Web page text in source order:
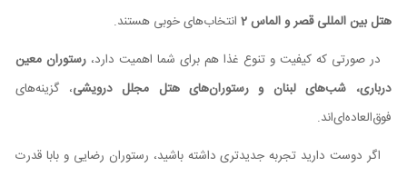
هتل بین المللی قصر و الماس 2 انتخاب‌های خوبی هستند.
در صورتی که کیفیت و تنوع غذا هم برای شما اهمیت دارد، رستوران معین
درباری، شب‌های لبنان و رستوران‌های هتل مجلل درویشی، گزینه‌های
فوق‌العاده‌ای‌اند.
اگر دوست دارید تجربه جدیدتری داشته باشید، رستوران رضایی و بابا قدرت